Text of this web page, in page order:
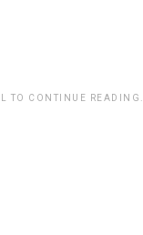
TO CONTINUE READING.